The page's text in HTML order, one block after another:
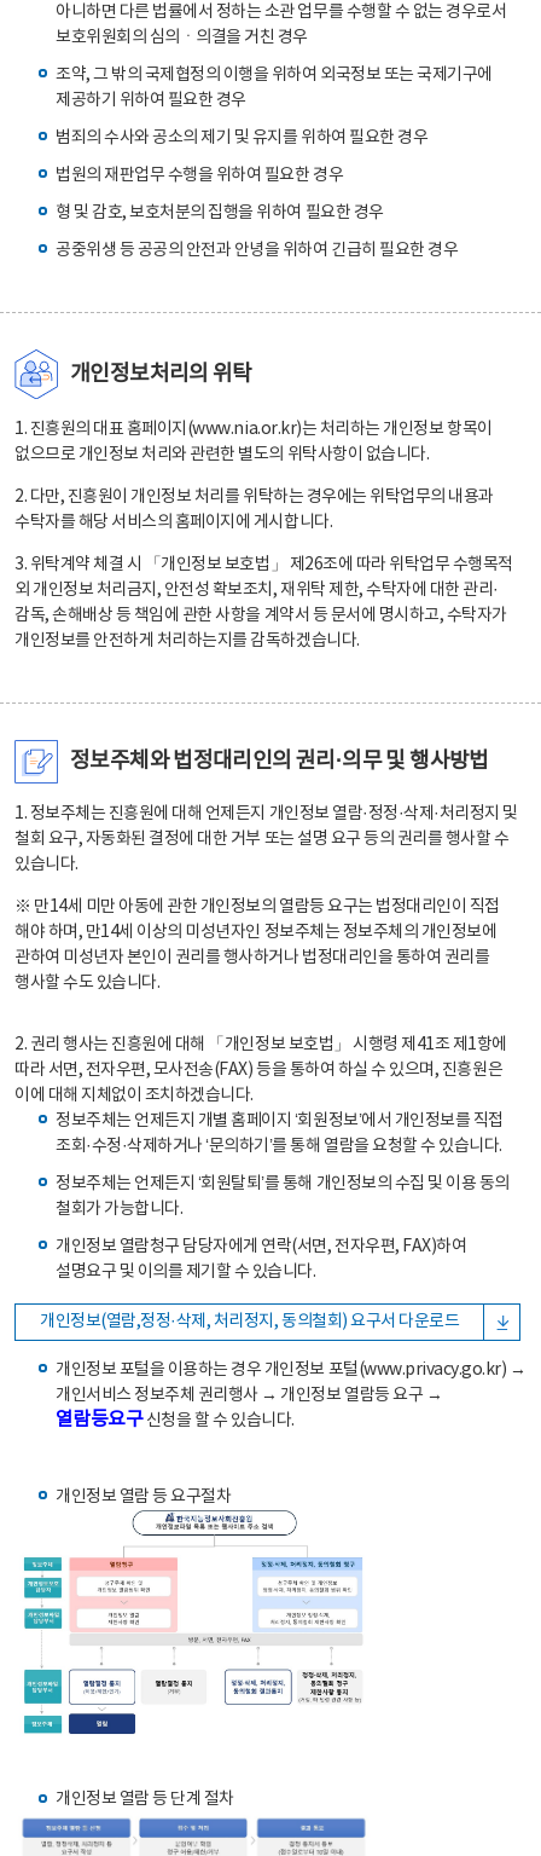
아니하면 다른 법률에서 정하는 소관 업무를 수행할 수 없는 경우로서
보호위원회의 심의ㆍ의결을 거친 경우
조약, 그 밖의 국제협정의 이행을 위하여 외국정보 또는 국제기구에
제공하기 위하여 필요한 경우
범죄의 수사와 공소의 제기 및 유지를 위하여 필요한 경우
법원의 재판업무 수행을 위하여 필요한 경우
형 및 감호, 보호처분의 집행을 위하여 필요한 경우
공중위생 등 공공의 안전과 안녕을 위하여 긴급히 필요한 경우
개인정보처리의 위탁
1. 진흥원의 대표 홈페이지(www.nia.or.kr)는 처리하는 개인정보 항목이
없으므로 개인정보 처리와 관련한 별도의 위탁사항이 없습니다.
2. 다만, 진흥원이 개인정보 처리를 위탁하는 경우에는 위탁업무의 내용과
수탁자를 해당 서비스의 홈페이지에 게시합니다.
3. 위탁계약 체결 시 「개인정보 보호법」 제26조에 따라 위탁업무 수행목적
외 개인정보 처리금지, 안전성 확보조치, 재위탁 제한, 수탁자에 대한 관리·
감독, 손해배상 등 책임에 관한 사항을 계약서 등 문서에 명시하고, 수탁자가
개인정보를 안전하게 처리하는지를 감독하겠습니다.
정보주체와 법정대리인의 권리·의무 및 행사방법
1. 정보주체는 진흥원에 대해 언제든지 개인정보 열람·정정·삭제·처리정지 및
철회 요구, 자동화된 결정에 대한 거부 또는 설명 요구 등의 권리를 행사할 수
있습니다.
※ 만14세 미만 아동에 관한 개인정보의 열람등 요구는 법정대리인이 직접
해야 하며, 만14세 이상의 미성년자인 정보주체는 정보주체의 개인정보에
관하여 미성년자 본인이 권리를 행사하거나 법정대리인을 통하여 권리를
행사할 수도 있습니다.
2. 권리 행사는 진흥원에 대해 「개인정보 보호법」 시행령 제41조 제1항에
따라 서면, 전자우편, 모사전송(FAX) 등을 통하여 하실 수 있으며, 진흥원은
이에 대해 지체없이 조치하겠습니다.
정보주체는 언제든지 개별 홈페이지 ‘회원정보’에서 개인정보를 직접
조회·수정·삭제하거나 ‘문의하기’를 통해 열람을 요청할 수 있습니다.
정보주체는 언제든지 ‘회원탈퇴’를 통해 개인정보의 수집 및 이용 동의
철회가 가능합니다.
개인정보 열람청구 담당자에게 연락(서면, 전자우편, FAX)하여
설명요구 및 이의를 제기할 수 있습니다.
개인정보(열람,정정·삭제, 처리정지, 동의철회) 요구서 다운로드
개인정보 포털을 이용하는 경우 개인정보 포털(www.privacy.go.kr) →
개인서비스 정보주체 권리행사 → 개인정보 열람등 요구 →
열람등요구신청을 할 수 있습니다.
개인정보 열람 등 요구절차
개인정보 열람 등 단계 절차